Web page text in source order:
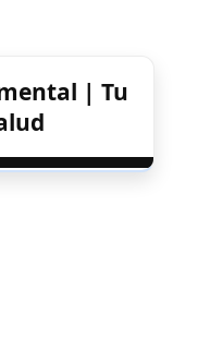
| Tu